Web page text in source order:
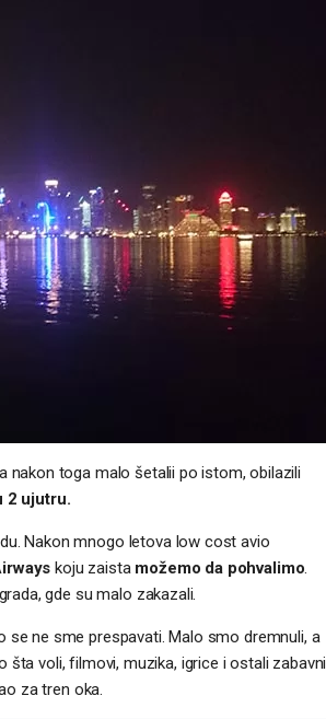
nakon toga malo šetalii po istom, obilazili
2 ujutru.
Nakon mnogo letova low cost avio
koju zaista možemo da pohvalimo.
gde su malo zakazali.
se ne sme prespavati. Malo smo dremnuli, a
šta voli, filmovi, muzika, igrice i ostali zabavni
za tren oka.